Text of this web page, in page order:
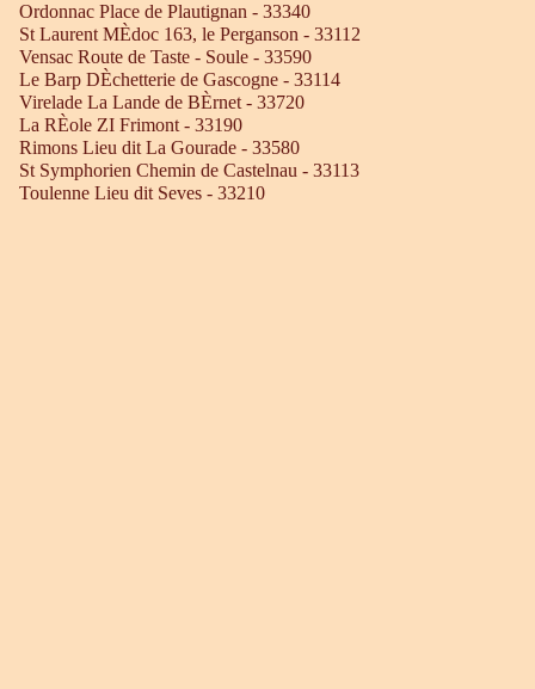
Ordonnac Place de Plautignan - 33340
St Laurent MÈdoc 163, le Perganson - 33112
Vensac Route de Taste - Soule - 33590
Le Barp DÈchetterie de Gascogne - 33114
Virelade La Lande de BÈrnet - 33720
La RÈole ZI Frimont - 33190
Rimons Lieu dit La Gourade - 33580
St Symphorien Chemin de Castelnau - 33113
Toulenne Lieu dit Seves - 33210